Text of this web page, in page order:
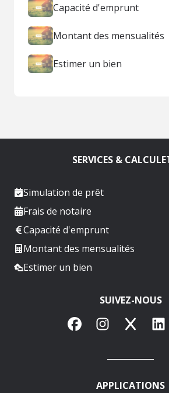
Capacité d'emprunt
Montant des mensualités
Estimer un bien
SERVICES &
Simulation de prêt
Frais de notaire
Capacité d'emprunt
Montant des mensualités
Estimer un bien
SUIVEZ-NOUS
FacebookInstagram
X
APPLICATIONS